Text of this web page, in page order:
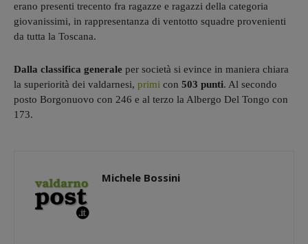
erano presenti trecento fra ragazze e ragazzi della categoria
giovanissimi, in rappresentanza di ventotto squadre provenienti
da tutta la Toscana.
Dalla classifica generale per società si evince in maniera chiara
la superiorità dei valdarnesi, primi con 503 punti. Al secondo
posto Borgonuovo con 246 e al terzo la Albergo Del Tongo con
173.
Michele Bossini